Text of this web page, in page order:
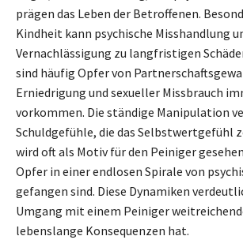
prägen das Leben der Betroffenen.
Kindheit kann psychische Misshandlung
Vernachlässigung zu langfristigen
sind häufig Opfer von
Erniedrigung und sexueller Missbrauch
vorkommen. Die ständige Manipulation
Schuldgefühle, die das Selbstwertgefühl
wird oft als Motiv für den Peiniger
Opfer in einer endlosen Spirale von
gefangen sind. Diese Dynamiken
Umgang mit einem Peiniger
lebenslange Konsequenzen hat.